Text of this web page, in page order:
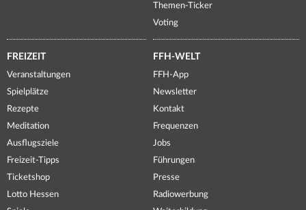
Themen-Ticker
Voting
FREIZEIT
Veranstaltungen
Spielplätze
Rezepte
Meditation
Ausflugsziele
Freizeit-Tipps
Ticketshop
Lotto Hessen
FFH-WELT
FFH-App
Newsletter
Kontakt
Frequenzen
Jobs
Führungen
Presse
Radiowerbung